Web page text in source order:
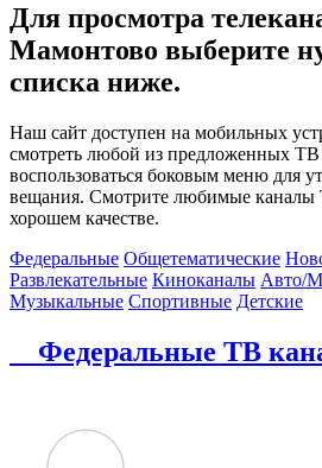
Для просмотра
Мамонтово выберите
списка ниже.
Наш сайт доступен на мобильных
смотреть любой из предложенных ТВ
воспользоваться боковым меню для
вещания. Смотрите любимые каналы
хорошем качестве.
Федеральные Общетематические
Развлекательные Киноканалы Авто/
Музыкальные Спортивные Детские
Федеральные ТВ